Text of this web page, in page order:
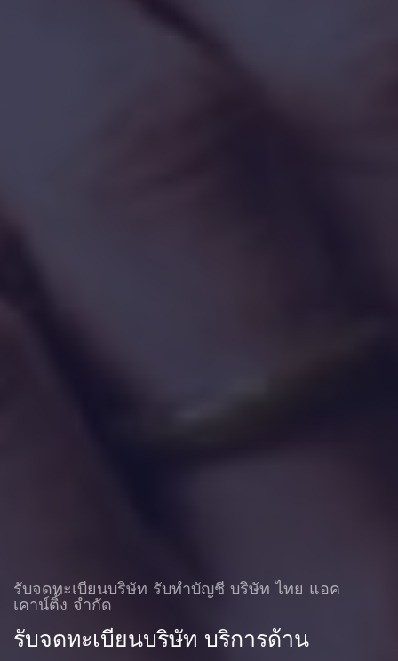
รับจดทะเบียนบริษัท รับทําบัญชี บริษัท ไทย แอค
เคาน์ติ้ง จำกัด
รับจดทะเบียนบริษัท บริการด้าน